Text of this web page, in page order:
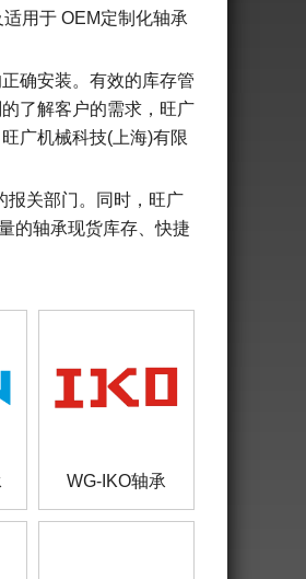
用于 OEM定制化轴承
确安装。有效的库存管
了解客户的需求，旺广
广机械科技(上海)有限
报关部门。同时，旺广
的轴承现货库存、快捷
WG-IKO轴承